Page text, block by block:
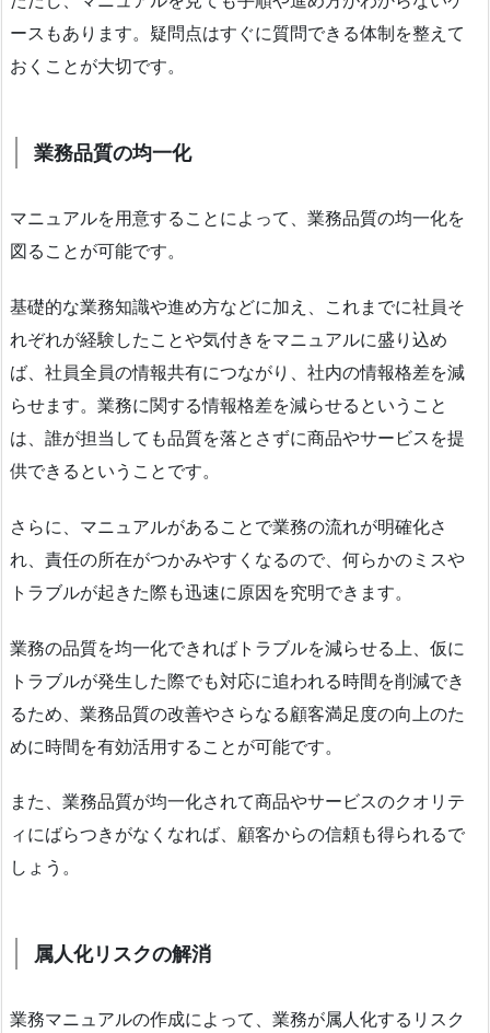
ースもあります。疑問点はすぐに質問できる体制を整えて
おくことが大切です。
業務品質の均一化
マニュアルを用意することによって、業務品質の均一化を
図ることが可能です。
基礎的な業務知識や進め方などに加え、これまでに社員そ
れぞれが経験したことや気付きをマニュアルに盛り込め
ば、社員全員の情報共有につながり、社内の情報格差を減
らせます。業務に関する情報格差を減らせるということ
は、誰が担当しても品質を落とさずに商品やサービスを提
供できるということです。
さらに、マニュアルがあることで業務の流れが明確化さ
れ、責任の所在がつかみやすくなるので、何らかのミスや
トラブルが起きた際も迅速に原因を究明できます。
業務の品質を均一化できればトラブルを減らせる上、仮に
トラブルが発生した際でも対応に追われる時間を削減でき
るため、業務品質の改善やさらなる顧客満足度の向上のた
めに時間を有効活用することが可能です。
また、業務品質が均一化されて商品やサービスのクオリテ
ィにばらつきがなくなれば、顧客からの信頼も得られるで
しょう。
属人化リスクの解消
業務マニュアルの作成によって、業務が属人化するリスク